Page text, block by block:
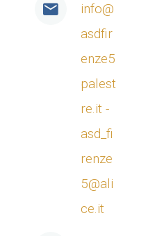
info@
asdfir
enze5
palest
re.it -
asd_fi
renze
5@ali
ce.it